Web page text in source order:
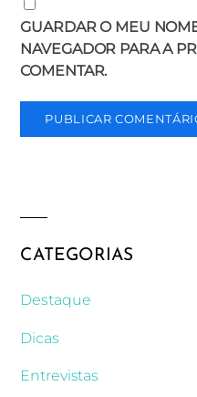
GUARDAR O MEU
NAVEGADOR PARA A
COMENTAR.
CATEGORIAS
Destaque
Dicas
Entrevistas